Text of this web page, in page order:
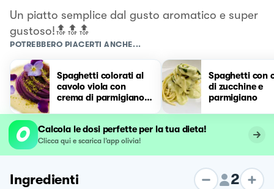
Un piatto semplice dal gusto aromatico e super
gustoso!🔝🔝🔝
POTREBBERO PIACERTI ANCHE...
Spaghetti colorati al
cavolo viola con
crema di parmigiano e
Spaghetti con
di zucchine e
parmigiano
Calcola le dosi perfette per la tua dieta!
Clicca qui e scarica l’app olivia!
Ingredienti 2